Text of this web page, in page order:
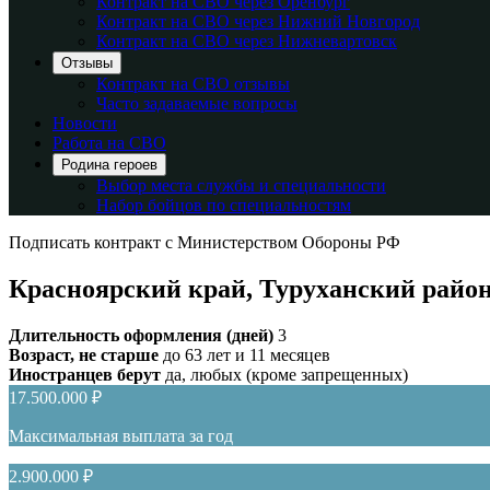
Контракт на СВО через Нижний Новгород
Контракт на СВО через Нижневартовск
Отзывы
Контракт на СВО отзывы
Часто задаваемые вопросы
Новости
Работа на СВО
Родина героев
Выбор места службы и специальности
Набор бойцов по специальностям
Подписать контракт с Министерством Обороны РФ
Красноярский край, Туруханский
Длительность оформления (дней) 3
Возраст, не старше до 63 лет и 11 месяцев
Иностранцев берут да, любых (кроме запрещенных)
17.500.000 ₽
Максимальная выплата за год
2.900.000 ₽